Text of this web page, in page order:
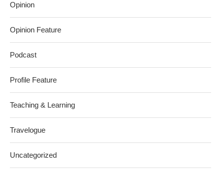
Opinion
Opinion Feature
Podcast
Profile Feature
Teaching & Learning
Travelogue
Uncategorized